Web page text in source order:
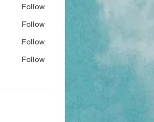
Follow
Follow
Follow
Follow